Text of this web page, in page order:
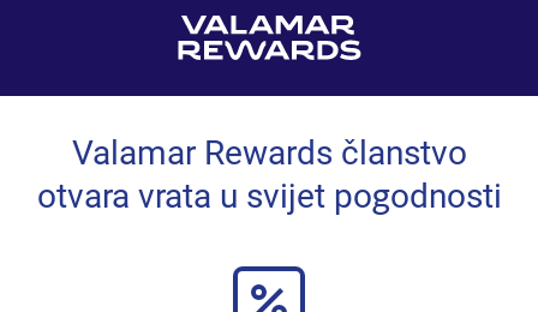
Valamar Rewards članstvo
otvara vrata u svijet pogodnosti